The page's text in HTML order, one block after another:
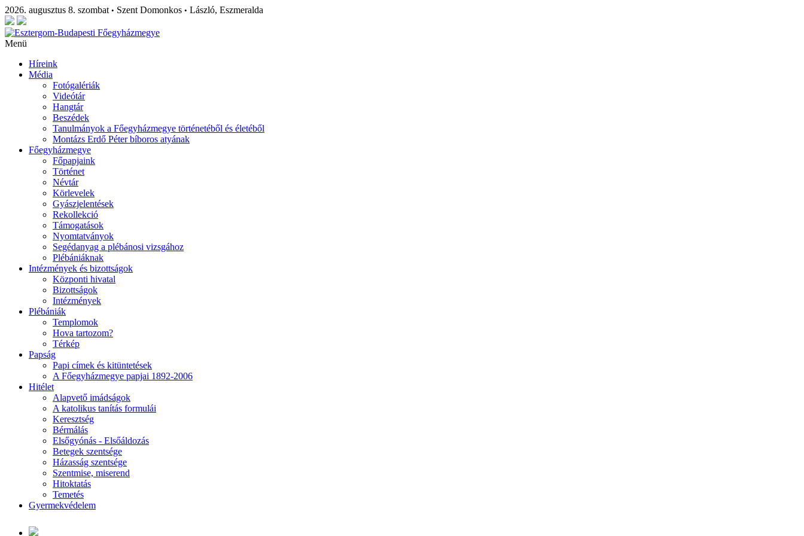
2026. augusztus 8. szombat • Szent Domonkos • László, Eszmeralda
Menü
Híreink
Média
Fotógalériák
Videótár
Hangtár
Beszédek
Tanulmányok a Főegyházmegye történetéből és életéből
Montázs Erdő Péter bíboros atyának
Főegyházmegye
Főpapjaink
Történet
Névtár
Körlevelek
Gyászjelentések
Rekollekció
Támogatások
Nyomtatványok
Segédanyag a plébánosi vizsgához
Plébániáknak
Intézmények és bizottságok
Központi hivatal
Bizottságok
Intézmények
Plébániák
Templomok
Hova tartozom?
Térkép
Papság
Papi címek és kitüntetések
A Főegyházmegye papjai 1892-2006
Hitélet
Alapvető imádságok
A katolikus tanítás formulái
Keresztség
Bérmálás
Elsőgyónás - Elsőáldozás
Betegek szentsége
Házasság szentsége
Szentmise, miserend
Hitoktatás
Temetés
Gyermekvédelem